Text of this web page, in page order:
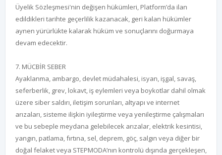
Üyelik Sözleşmesi'nin değişen hükümleri, Platform’da ilan
edildikleri tarihte geçerlilik kazanacak, geri kalan hükümler
aynen yürürlükte kalarak hüküm ve sonuçlarını doğurmaya
devam edecektir.
7. MÜCBİR SEBER
Ayaklanma, ambargo, devlet müdahalesi, isyan, işgal, savaş,
seferberlik, grev, lokavt, iş eylemleri veya boykotlar dahil olmak
üzere siber saldırı, iletişim sorunları, altyapı ve internet
arızaları, sisteme ilişkin iyileştirme veya yenileştirme çalışmaları
ve bu sebeple meydana gelebilecek arızalar, elektrik kesintisi,
yangın, patlama, fırtına, sel, deprem, göç, salgın veya diğer bir
doğal felaket veya STEPMODA’nın kontrolü dışında gerçekleşen,